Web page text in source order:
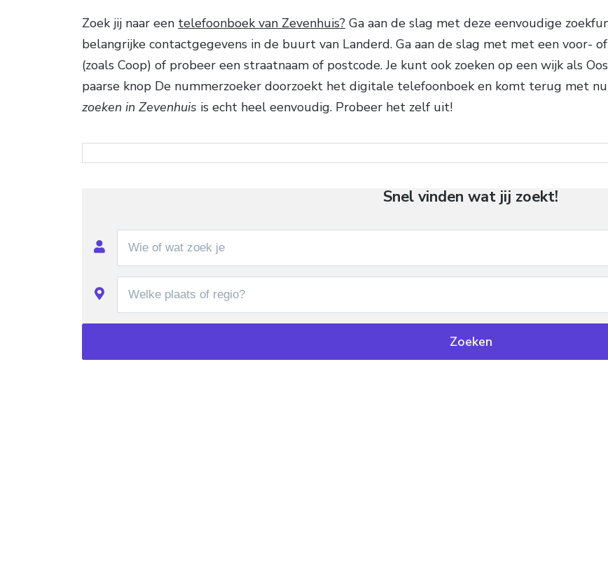
Zoek jij naar een telefoonboek van Zevenhuis? Ga aan de slag met deze eenvoudige
belangrijke contactgegevens in de buurt van Landerd. Ga aan de slag met met een voor- of
(zoals Coop) of probeer een straatnaam of postcode. Je kunt ook zoeken op een wijk als
paarse knop De nummerzoeker doorzoekt het digitale telefoonboek en komt terug met
zoeken in Zevenhuis is echt heel eenvoudig. Probeer het zelf uit!
Snel vinden wat jij zoekt!